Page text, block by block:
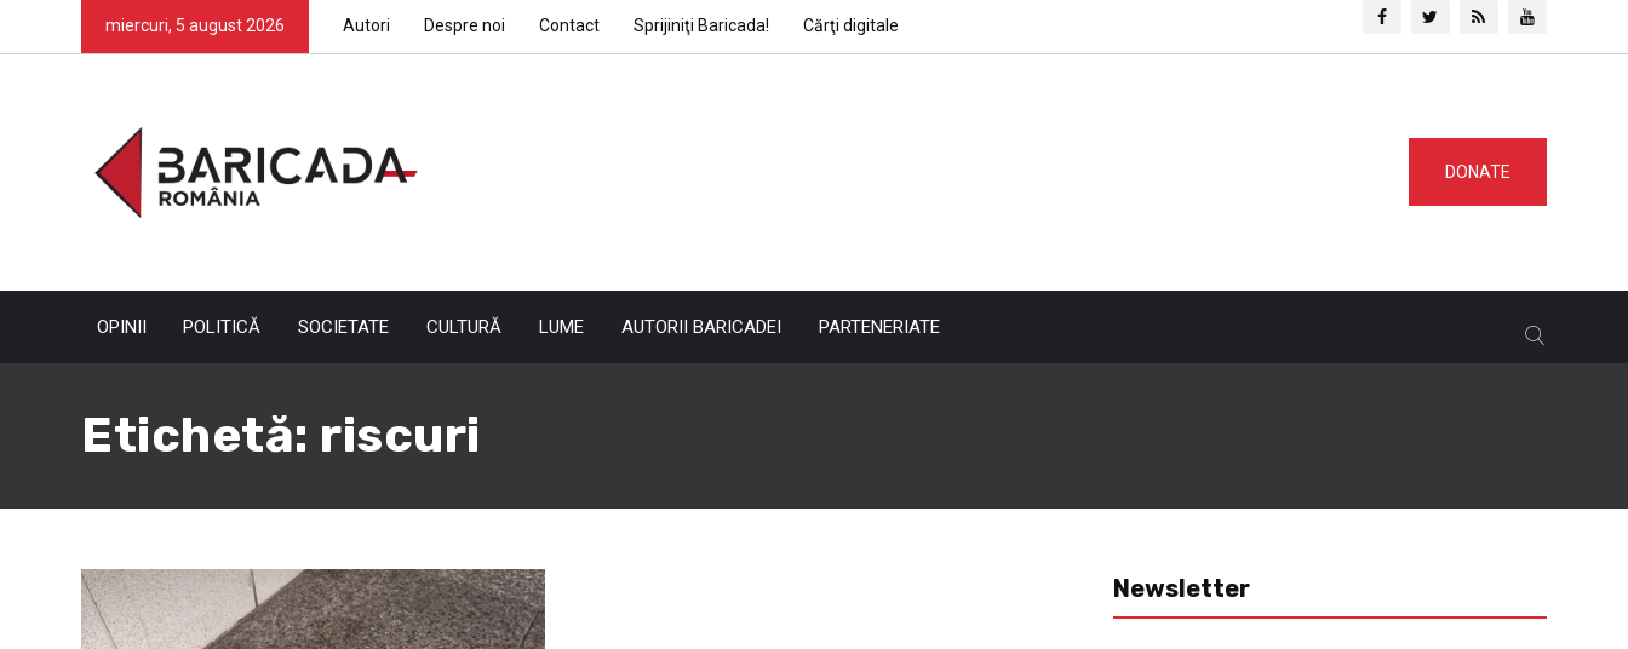
miercuri, 5 august 2026 Autori Despre noi Contact Sprijiniţi Baricada! Cărţi digitale
DONATE
OPINII POLITICĂ SOCIETATE CULTURĂ LUME AUTORII BARICADEI PARTENERIATE
Etichetă: riscuri
Newsletter